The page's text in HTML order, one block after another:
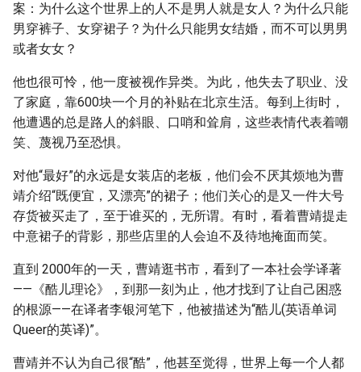
案：为什么这个世界上的人不是男人就是女人？为什么只能
男穿裤子、女穿裙子？为什么只能男女结婚，而不可以男男
或者女女？
他也很可怜，他一度被视作异类。为此，他失去了职业、没
了家庭，靠600块一个月的补贴在北京生活。每到上街时，
他遭遇的总是路人的斜眼、口哨和耸肩，这些表情代表着嘲
笑、蔑视乃至恐惧。
对他“最好”的永远是女装店的老板，他们会不厌其烦地为曹
靖介绍“既便宜，又漂亮”的裙子；他们关心的是又一件大号
存货被买走了，至于谁买的，无所谓。有时，看着曹靖提走
中意裙子的背影，那些店里的人会迫不及待地掩面而笑。
直到 2000年的一天，曹靖逛书市，看到了一本社会学译著
——《酷儿理论》，到那一刻为止，他才找到了让自己困惑
的根源——在译者李银河笔下，他被描述为“酷儿(英语单词
Queer的英译)”。
曹靖并不认为自己很“酷”，他甚至觉得，世界上每一个人都